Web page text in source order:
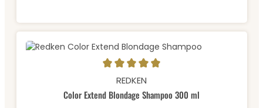
Durchschnittliche Bewertung von 5 von 5 Sternen
REDKEN
Color Extend Blondage Shampoo 300 ml